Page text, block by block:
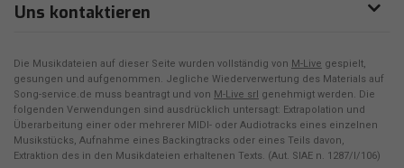
Uns kontaktieren
Die Musikdateien auf dieser Seite wurden vollständig von M-Live gespielt,
gesungen und aufgenommen. Jegliche Wiederverwertung des Materials auf
Song-service.de muss beantragt und von M-Live srl genehmigt werden. Die
folgenden Verwendungen sind ausdrücklich untersagt: Extrapolation und
Überarbeitung einer oder mehrerer MIDI- oder Audiotracks eines einzelnen
Musikstücks, Aufnahme eines Backingtracks oder eines Teils davon,
Extraktion des in den Musikdateien erhaltenen Texts. (Aut. SIAE n. 1287/I/106)